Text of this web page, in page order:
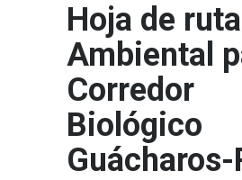
Hoja de ruta
Ambiental
Corredor
Biológico